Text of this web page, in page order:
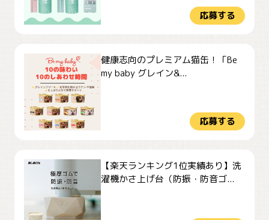
応募する
健康志向のプレミアム猫缶！「Be
my baby グレイン&...
応募する
【楽天ランキング1位実績あり】洗
濯機かさ上げ台（防振・防音ゴ...